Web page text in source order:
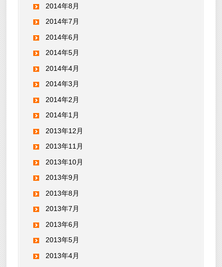
2014年8月
2014年7月
2014年6月
2014年5月
2014年4月
2014年3月
2014年2月
2014年1月
2013年12月
2013年11月
2013年10月
2013年9月
2013年8月
2013年7月
2013年6月
2013年5月
2013年4月